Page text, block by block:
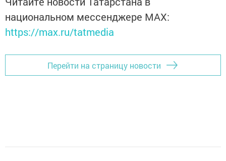
национальном мессенджере MАХ:
https://max.ru/tatmedia
Перейти на страницу новости